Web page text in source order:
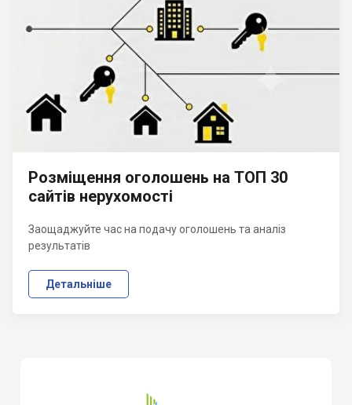
Розміщення оголошень на ТОП 30
сайтів нерухомості
Заощаджуйте час на подачу оголошень та аналіз
результатів
Детальніше